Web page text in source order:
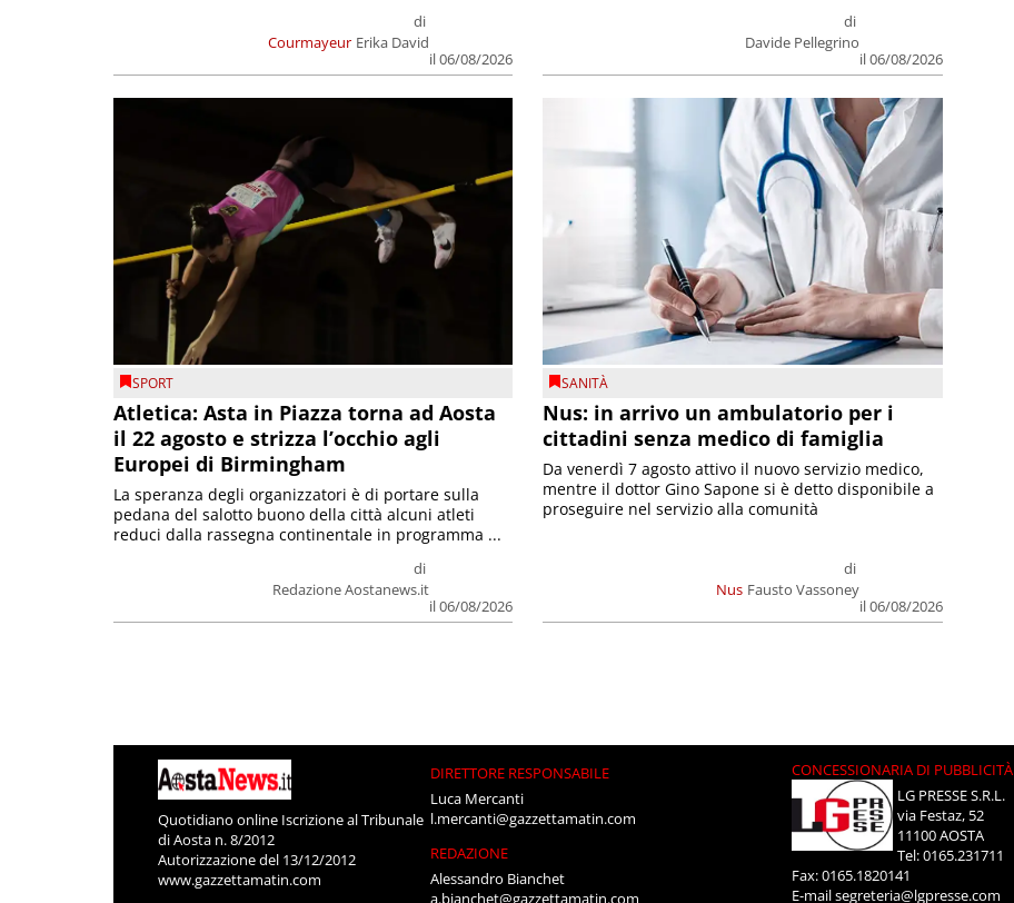
Courmayeur
di
Erika David
il 06/08/2026
di
Davide Pellegrino
il 06/08/2026
SPORT
Atletica: Asta in Piazza torna ad Aosta
il 22 agosto e strizza l’occhio agli
Europei di Birmingham
di
Redazione Aostanews.it
il 06/08/2026
La speranza degli organizzatori è di portare sulla
pedana del salotto buono della città alcuni atleti
reduci dalla rassegna continentale in programma ...
SANITÀ
Nus: in arrivo un ambulatorio per i
cittadini senza medico di famiglia
Nus
di
Fausto Vassoney
il 06/08/2026
Da venerdì 7 agosto attivo il nuovo servizio medico,
mentre il dottor Gino Sapone si è detto disponibile a
proseguire nel servizio alla comunità
Quotidiano online Iscrizione al Tribunale
di Aosta n. 8/2012
Autorizzazione del 13/12/2012
www.gazzettamatin.com
DIRETTORE RESPONSABILE
Luca Mercanti
l.mercanti@gazzettamatin.com
REDAZIONE
Alessandro Bianchet
a.bianchet@gazzettamatin.com
CONCESSIONARIA DI PUBBLICITÀ
LG PRESSE S.R.L.
via Festaz, 52
11100 AOSTA
Tel: 0165.231711
Fax: 0165.1820141
E-mailsegreteria@lgpresse.com